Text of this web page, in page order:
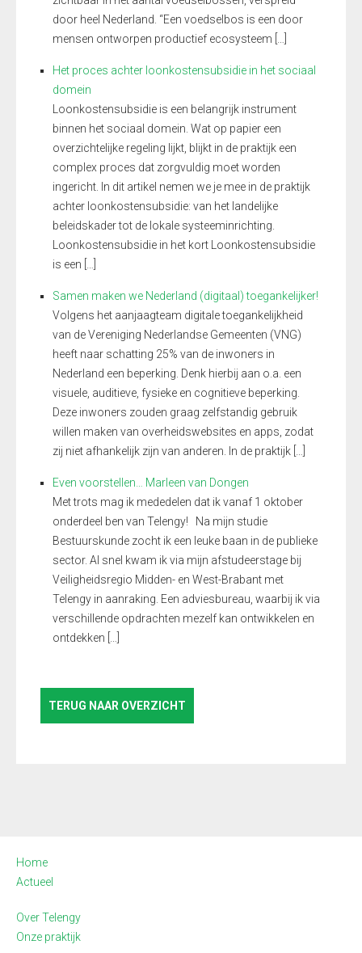
door heel Nederland. “Een voedselbos is een door
mensen ontworpen productief ecosysteem […]
Het proces achter loonkostensubsidie in het sociaal
domein
Loonkostensubsidie is een belangrijk instrument
binnen het sociaal domein. Wat op papier een
overzichtelijke regeling lijkt, blijkt in de praktijk een
complex proces dat zorgvuldig moet worden
ingericht. In dit artikel nemen we je mee in de praktijk
achter loonkostensubsidie: van het landelijke
beleidskader tot de lokale systeeminrichting.
Loonkostensubsidie in het kort Loonkostensubsidie
is een […]
Samen maken we Nederland (digitaal) toegankelijker!
Volgens het aanjaagteam digitale toegankelijkheid
van de Vereniging Nederlandse Gemeenten (VNG)
heeft naar schatting 25% van de inwoners in
Nederland een beperking. Denk hierbij aan o.a. een
visuele, auditieve, fysieke en cognitieve beperking.
Deze inwoners zouden graag zelfstandig gebruik
willen maken van overheidswebsites en apps, zodat
zij niet afhankelijk zijn van anderen. In de praktijk […]
Even voorstellen… Marleen van Dongen
Met trots mag ik mededelen dat ik vanaf 1 oktober
onderdeel ben van Telengy! Na mijn studie
Bestuurskunde zocht ik een leuke baan in de publieke
sector. Al snel kwam ik via mijn afstudeerstage bij
Veiligheidsregio Midden- en West-Brabant met
Telengy in aanraking. Een adviesbureau, waarbij ik via
verschillende opdrachten mezelf kan ontwikkelen en
ontdekken […]
TERUG NAAR OVERZICHT
Home
Actueel
Over Telengy
Onze praktijk